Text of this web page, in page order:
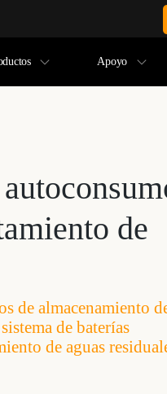
Apoyo
de
de almacenamiento
de baterías
de aguas